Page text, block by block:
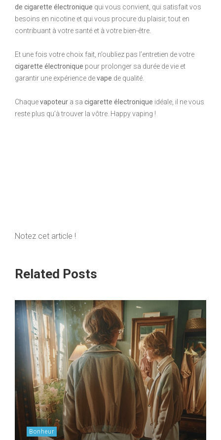
de cigarette électronique qui vous convient, qui satisfait vos
besoins en nicotine et qui vous procure du plaisir, tout en
contribuant à votre santé et à votre bien-être.
Et une fois votre choix fait, n’oubliez pas l’entretien de votre
cigarette électronique pour prolonger sa durée de vie et
garantir une expérience devape de qualité.
Chaquevapoteur a sa cigarette électronique idéale, il ne vous
reste plus qu’à trouver la vôtre. Happy vaping !
Notez cet article !
Related Posts
Bonheur